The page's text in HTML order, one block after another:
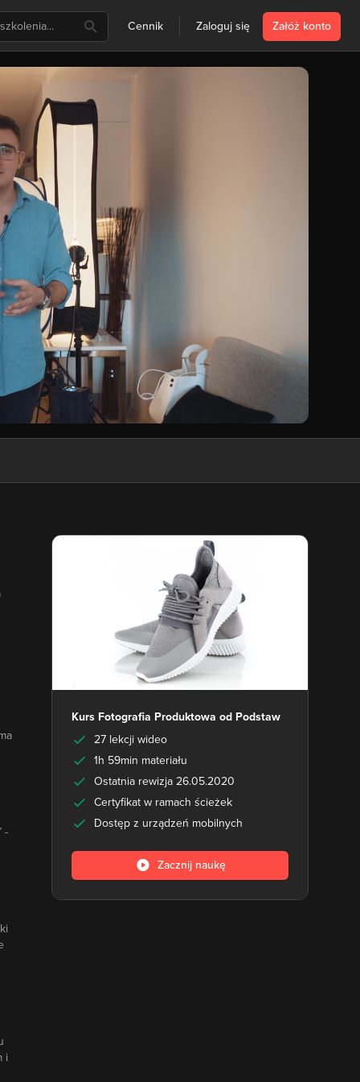
Cennik Zaloguj się Załóż konto
-
i
Kurs Fotografia Produktowa od Podstaw
27 lekcji wideo
1h 59min materiału
Ostatnia rewizja 26.05.2020
Certyfikat w ramach ścieżek
Dostęp z urządzeń mobilnych
Zacznij naukę